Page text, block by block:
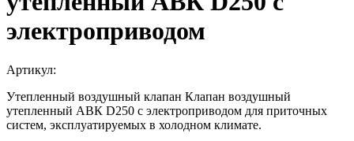
электроприводом
Артикул:
Утепленный воздушный клапан Клапан воздушный
утепленный АВК D250 с электроприводом для приточных
систем, эксплуатируемых в холодном климате.